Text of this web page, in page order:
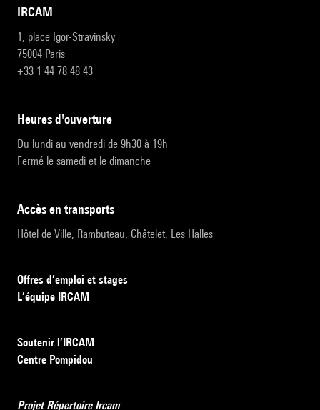
IRCAM
1, place Igor-Stravinsky
75004 Paris
+33 1 44 78 48 43
heures d'ouverture
Du lundi au vendredi de 9h30 à 19h
Fermé le samedi et le dimanche
accès en transports
Hôtel de Ville, Rambuteau, Châtelet, Les Halles
Offres d’emploi et stages
L’équipe IRCAM
Soutenir l’IRCAM
Centre Pompidou
Projet Répertoire Ircam